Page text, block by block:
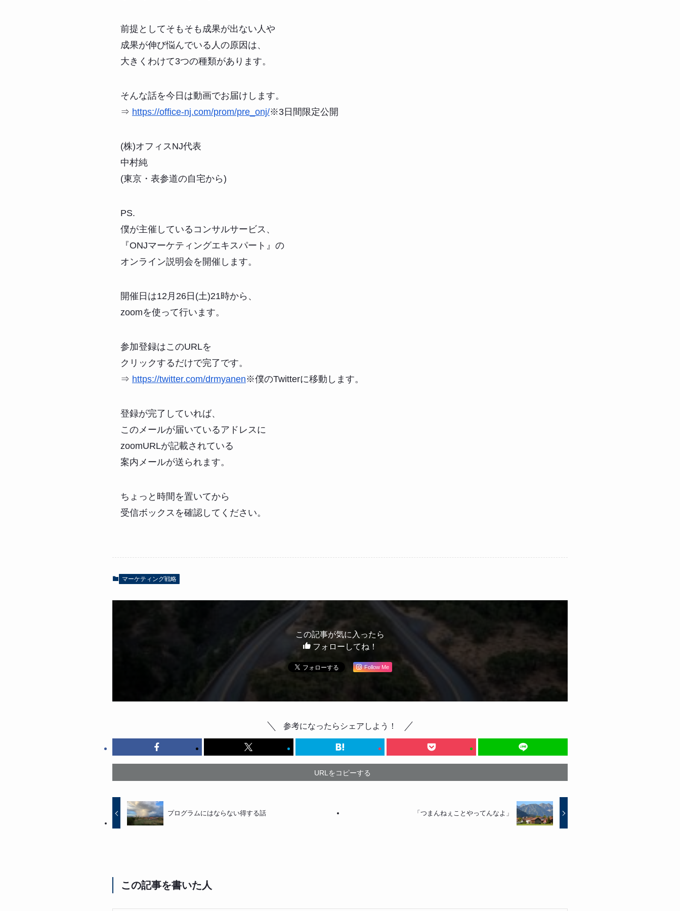
前提としてそもそも成果が出ない人や
成果が伸び悩んでいる人の原因は、
大きくわけて3つの種類があります。
そんな話を今日は動画でお届けします。
⇒ https://office-nj.com/prom/pre_onj/※3日間限定公開
(株)オフィスNJ代表
中村純
(東京・表参道の自宅から)
PS.
僕が主催しているコンサルサービス、
『ONJマーケティングエキスパート』の
オンライン説明会を開催します。
開催日は12月26日(土)21時から、
zoomを使って行います。
参加登録はこのURLを
クリックするだけで完了です。
⇒ https://twitter.com/drmyanen※僕のTwitterに移動します。
登録が完了していれば、
このメールが届いているアドレスに
zoomURLが記載されている
案内メールが送られます。
ちょっと時間を置いてから
受信ボックスを確認してください。
マーケティング戦略
この記事が気に入ったら
フォローしてね！
Follow Me
参考になったらシェアしよう！
URLをコピーする
プログラムにはならない得する話 「つまんねぇことやってんなよ」
この記事を書いた人